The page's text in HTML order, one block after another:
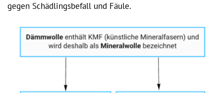
gegen Schädlingsbefall und Fäule.